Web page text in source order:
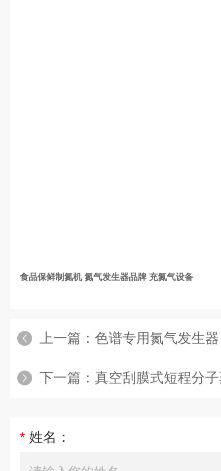
食品保鲜制氮机 氮气发生器品牌 充氮气设备
上一篇： 色谱专用氮气发生器 实
下一篇： 真空刮膜式短程分子蒸
* 姓名：